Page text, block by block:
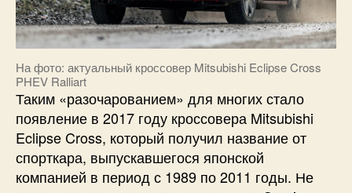
На фото: актуальный кроссовер Mitsubishi Eclipse Cross
PHEV Ralliart
Таким «разочарованием» для многих стало
появление в 2017 году кроссовера Mitsubishi
Eclipse Cross, который получил название от
спорткара, выпускавшегося японской
компанией в период с 1989 по 2011 годы. Не